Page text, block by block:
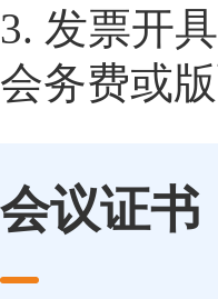
3. 发票开
会务费或版
会议证书